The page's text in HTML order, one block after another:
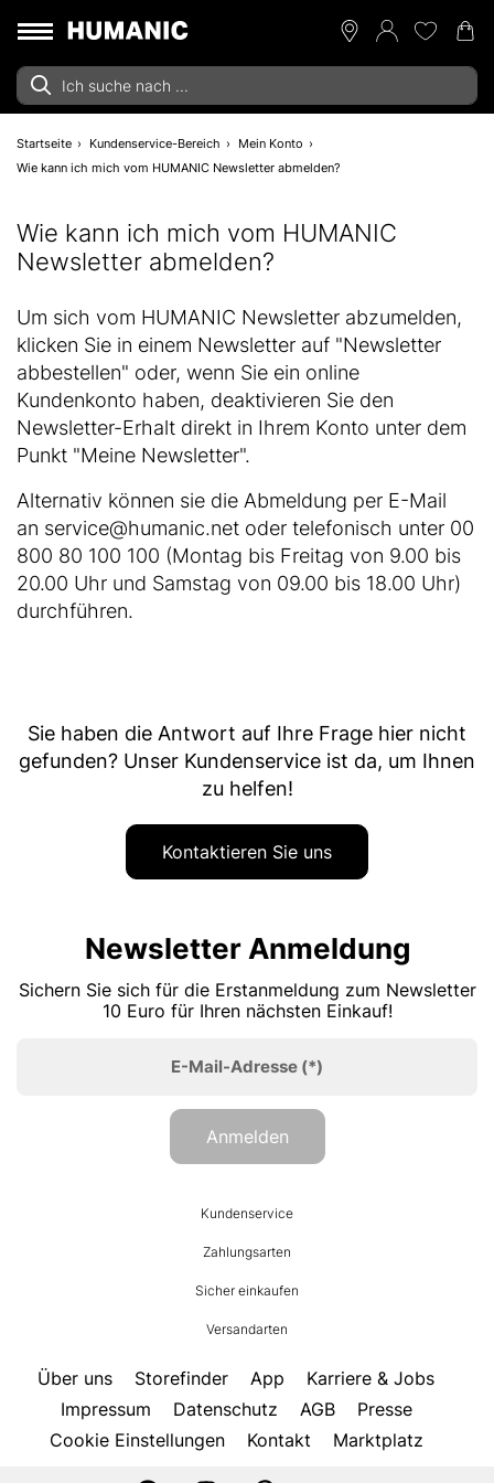
Startseite Kundenservice-Bereich
Mein Konto
Wie kann ich mich vom HUMANIC Newsletter abmelden?
Wie kann ich mich vom HUMANIC
Newsletter abmelden?
Um sich vom HUMANIC Newsletter abzumelden,
klicken Sie in einem Newsletter auf "Newsletter
abbestellen" oder, wenn Sie ein online
Kundenkonto haben, deaktivieren Sie den
Newsletter-Erhalt direkt in Ihrem Konto unter dem
Punkt "Meine Newsletter".
Alternativ können sie die Abmeldung per E-Mail
an service@humanic.net oder telefonisch unter 00
800 80 100 100 (Montag bis Freitag von 9.00 bis
20.00 Uhr und Samstag von 09.00 bis 18.00 Uhr)
durchführen.
Sie haben die Antwort auf Ihre Frage hier nicht
gefunden? Unser Kundenservice ist da, um Ihnen
zu helfen!
Kontaktieren Sie uns
Newsletter Anmeldung
Sichern Sie sich für die Erstanmeldung zum Newsletter
10 Euro für Ihren nächsten Einkauf!
E-Mail-Adresse (*)
Anmelden
Kundenservice
Zahlungsarten
Sicher einkaufen
Versandarten
Über uns Storefinder App
Karriere & Jobs
Impressum
Datenschutz AGB
Presse
Cookie Einstellungen
Kontakt Marktplatz